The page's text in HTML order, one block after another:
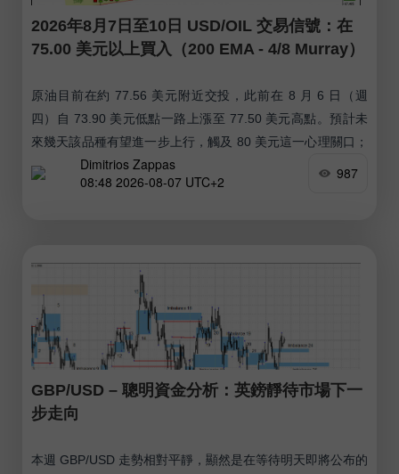
2026年8月7日至10日 USD/OIL 交易信號：在
75.00 美元以上買入（200 EMA - 4/8 Murray）
原油目前在約 77.56 美元附近交投，此前在 8 月 6 日（週
四）自 73.90 美元低點一路上漲至 77.50 美元高點。預計未
來幾天該品種有望進一步上行，觸及 80 美元這一心理關口；
甚至有可能上探趨勢通道的上軌一帶，約在 90 美元附近。
Dimitrios Zappas
08:48 2026-08-07 UTC+2
987
GBP/USD – 聰明資金分析：英鎊靜待市場下一
步走向
本週 GBP/USD 走勢相對平靜，顯然是在等待明天即將公布的